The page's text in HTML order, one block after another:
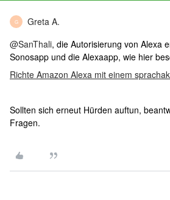
G Greta A.
@SanThali, die Autorisierung von Alexa
Sonosapp und die Alexaapp, wie hier
Richte Amazon Alexa mit einem
Sollten sich erneut Hürden auftun,
Fragen.